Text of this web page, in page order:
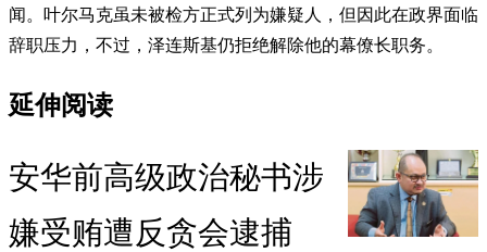
闻。叶尔马克虽未被检方正式列为嫌疑人，但因此在政界面临
辞职压力，不过，泽连斯基仍拒绝解除他的幕僚长职务。
延伸阅读
安华前高级政治秘书涉
嫌受贿遭反贪会逮捕